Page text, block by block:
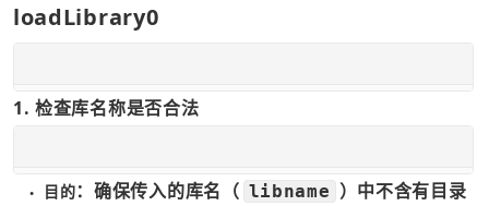
loadLibrary0
1. 检查库名称是否合法
● 目的：确保传入的库名（ libname ）中不含有目录